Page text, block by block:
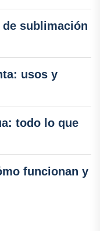
sublimación
usos y
todo lo que
funcionan y